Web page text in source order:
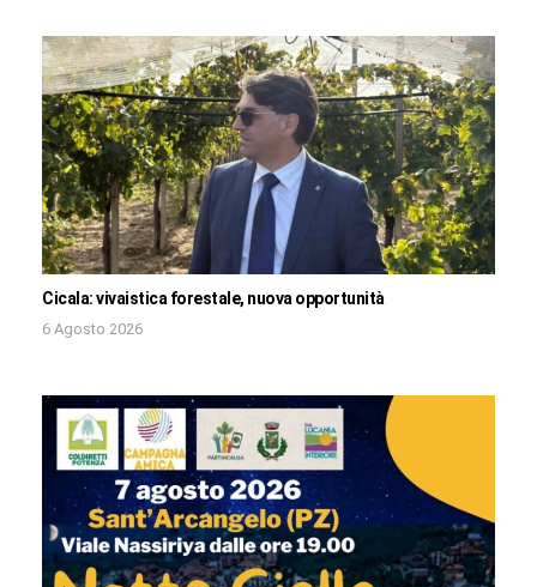
Cicala: vivaistica forestale, nuova opportunità
6 Agosto 2026